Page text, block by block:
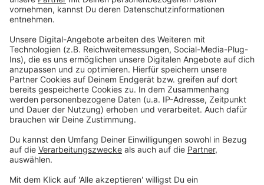
Die Fälle liegen schon mehr als 20 Jahre zurück.
Das Opfer ist die Tochter der ehemaligen
Lebensgefährtin des Angeklagten.
Sie hatte ihn erst jetzt angezeigt. Der Angeklagte
soll sie über fünf Jahre hinweg unsittlich berührt
und
zu unsittlichen Berührungen gezwungen haben.
Das Opfer war zum Zeitpunkt der Taten 4-9 Jahre
alt.